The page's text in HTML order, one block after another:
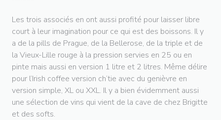
Les trois associés en ont aussi profité pour laisser libre
court à leur imagination pour ce qui est des boissons. Il y
a de la pills de Prague, de la Bellerose, de la triple et de
la Vieux-Lille rouge à la pression servies en 25 ou en
pinte mais aussi en version 1 litre et 2 litres. Même délire
pour l’Irish coffee version ch’tie avec du genièvre en
version simple, XL ou XXL. Il y a bien évidemment aussi
une sélection de vins qui vient de la cave de chez Brigitte
et des softs.